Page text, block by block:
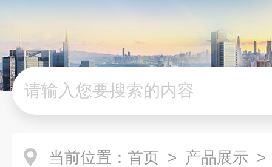
当前位置： 首页 > 产品展示